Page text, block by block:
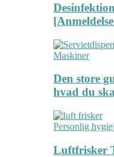
Maskiner
Den store
hvad du
Personlig
Luftfrisker